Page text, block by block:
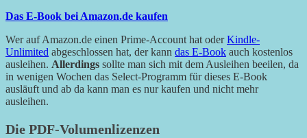
Das E-Book bei Amazon.de kaufen
Wer auf Amazon.de einen Prime-Account hat oderKindle-
Unlimited abgeschlossen hat, der kann das E-Book auch kostenlos
ausleihen. Allerdings sollte man sich mit dem Ausleihen beeilen, da
in wenigen Wochen das Select-Programm für dieses E-Book
ausläuft und ab da kann man es nur kaufen und nicht mehr
ausleihen.
Die PDF-Volumenlizenzen